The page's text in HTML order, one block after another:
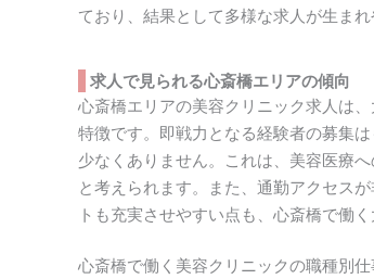
ており、結果として多様な求人が生まれ
求人で見られる心斎橋エリアの傾向
心斎橋エリアの美容クリニック求人は
特徴です。即戦力となる経験者の募集
少なくありません。これは、美容医療
と考えられます。また、通勤アクセス
トも充実させやすい点も、心斎橋で働
心斎橋で働く美容クリニックの職種別